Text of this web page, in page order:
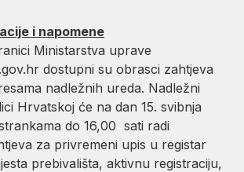
i napomene
Ministarstva uprave
dostupni su obrasci zahtjeva
nadležnih ureda. Nadležni
Hrvatskoj će na dan 15. svibnja
do 16,00 sati radi
za privremeni upis u registar
prebivališta, aktivnu registraciju,